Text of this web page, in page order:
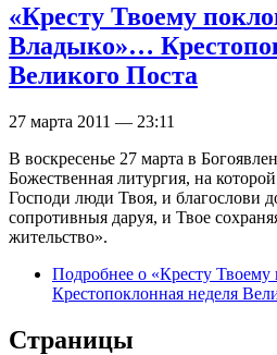
«Кресту Твоему
Владыко»…
Великого Поста
27 марта 2011 — 23:11
В воскресенье 27 марта в
Божественная литургия, на
Господи люди Твоя, и благослови
сопротивныя даруя, и Твое
жительство».
Подробнее о «Кресту
Крестопоклонная неделя
Страницы